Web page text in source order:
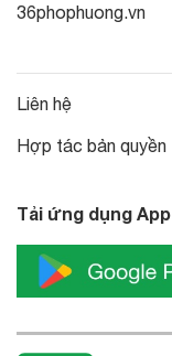
36phophuong.vn
Liên hệ
Hợp tác bản quyền
Tải ứng dụng App